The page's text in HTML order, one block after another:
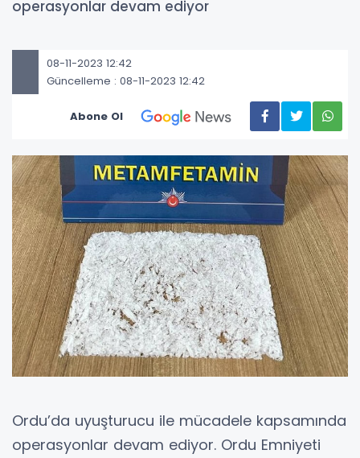
operasyonlar devam ediyor
08-11-2023 12:42
Güncelleme : 08-11-2023 12:42
Abone Ol
Ordu’da uyuşturucu ile mücadele kapsamında
operasyonlar devam ediyor. Ordu Emniyeti